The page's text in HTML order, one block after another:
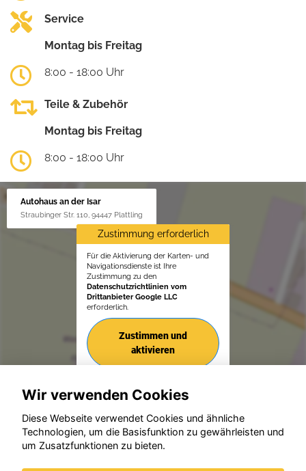
Service
Montag bis Freitag
8:00 - 18:00 Uhr
Teile & Zubehör
Montag bis Freitag
8:00 - 18:00 Uhr
Autohaus an der Isar
Straubinger Str. 110, 94447 Plattling
Zustimmung erforderlich
Für die Aktivierung der Karten- und
Navigationsdienste ist Ihre
Zustimmung zu den
Datenschutzrichtlinien vom
Drittanbieter Google LLC
erforderlich.
Zustimmen und
aktivieren
© konjunkturmotor.de GmbH 2020 - 2026
Wir verwenden Cookies
Diese Webseite verwendet Cookies und ähnliche
Technologien, um die Basisfunktion zu gewährleisten und
um Zusatzfunktionen zu bieten.